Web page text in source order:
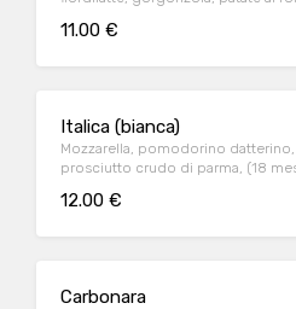
11.00 €
Italica (bianca)
Mozzarella, pomodorino
prosciutto crudo di parma, (18
12.00 €
Carbonara